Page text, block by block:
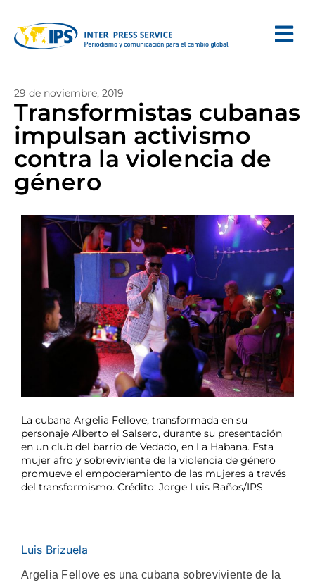
29 de noviembre, 2019
Transformistas cubanas
impulsan activismo
contra la violencia de
género
La cubana Argelia Fellove, transformada en su
personaje Alberto el Salsero, durante su presentación
en un club del barrio de Vedado, en La Habana. Esta
mujer afro y sobreviviente de la violencia de género
promueve el empoderamiento de las mujeres a través
del transformismo. Crédito: Jorge Luis Baños/IPS
Luis Brizuela
Argelia Fellove es una cubana sobreviviente de la